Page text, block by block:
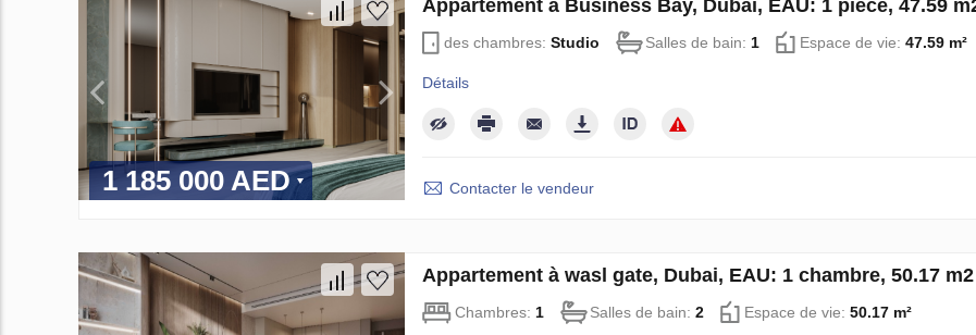
1 185 000 AED
Appartement à Business Bay, Dubai, EAU: 1 pièce, 47.59
des chambres: Studio Salles de bain: 1 Espace de vie: 47.59 m²
Détails
Contacter le vendeur
Appartement à wasl gate, Dubai, EAU: 1 chambre, 50.17
Chambres: 1 Salles de bain: 2 Espace de vie: 50.17 m²